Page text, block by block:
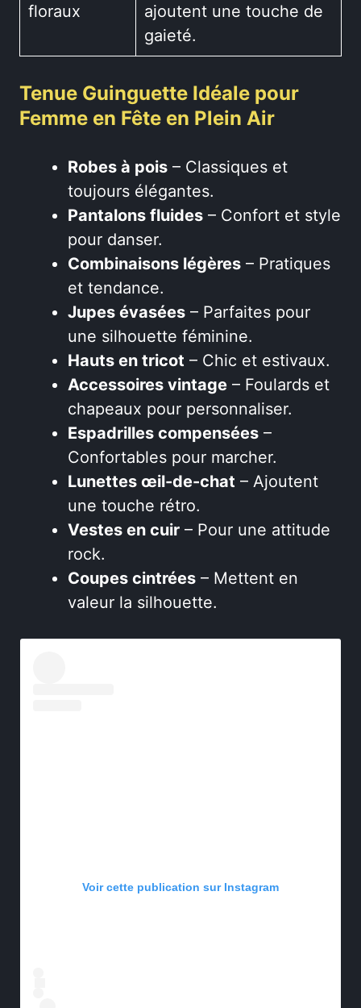
floraux
ajoutent une touche de
gaieté.
Tenue Guinguette Idéale pour
Femme en Fête en Plein Air
Robes à pois – Classiques et
toujours élégantes.
Pantalons fluides – Confort et style
pour danser.
Combinaisons légères – Pratiques
et tendance.
Jupes évasées – Parfaites pour
une silhouette féminine.
Hauts en tricot – Chic et estivaux.
Accessoires vintage – Foulards et
chapeaux pour personnaliser.
Espadrilles compensées –
Confortables pour marcher.
Lunettes œil-de-chat – Ajoutent
une touche rétro.
Vestes en cuir – Pour une attitude
rock.
Coupes cintrées – Mettent en
valeur la silhouette.
Voir cette publication sur Instagram